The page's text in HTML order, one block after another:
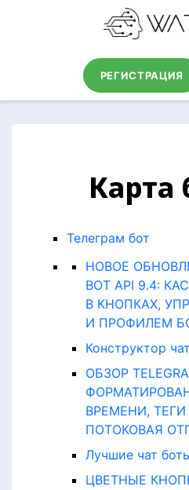
РЕГИСТРАЦИЯ
Карта
Телеграм бот
НОВОЕ
BOT API 9.4:
В КНОПКАХ,
И ПРОФИЛЕМ
Конструктор
ОБЗОР
ВРЕМЕНИ,
ПОТОКОВАЯ
Лучшие чат
ЦВЕТНЫЕ